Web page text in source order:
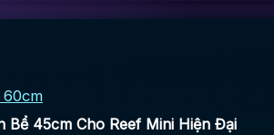
Bể 45cm Cho Reef Mini Hiện Đại